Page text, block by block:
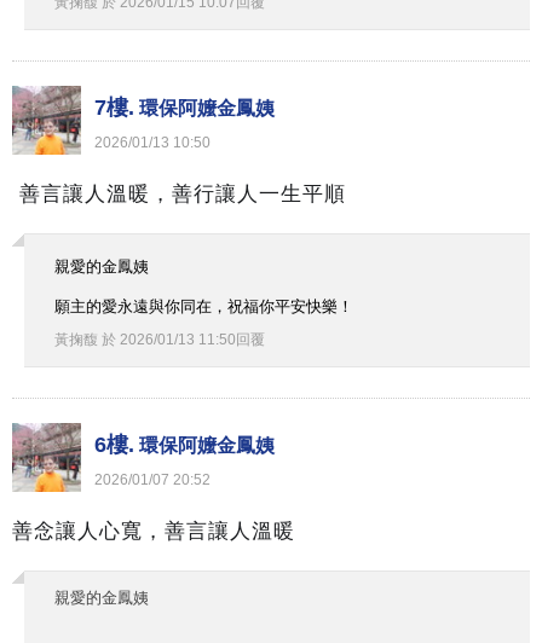
7樓. 環保阿嬤金鳳姨
2026/01/13 10:50
善言讓人溫暖，善行讓人一生平順
親愛的金鳳姨
願主的愛永遠與你同在，祝福你平安快樂！
黃掬馥 於 2026/01/13 11:50 回覆
6樓. 環保阿嬤金鳳姨
2026/01/07 20:52
善念讓人心寬，善言讓人溫暖
親愛的金鳳姨